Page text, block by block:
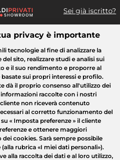
Sei già iscritto?
Bellezza Elettrodomestici
privacy è importante
tecnologie al fine di analizzare la
sito, realizzare studi e analisi sui
e il suo rendimento e proporre al
sui propri interessi e profilo.
dà il proprio consenso all'utilizzo dei
raccolte con i nostri
non riceverà contenuto
al corretto funzionamento del
« Imposta preferenze » il cliente
e ottenere maggiori
cookies. Sarà sempre possibile
rubrica «I miei dati personali»).
alla raccolta dei dati e al loro utilizzo,